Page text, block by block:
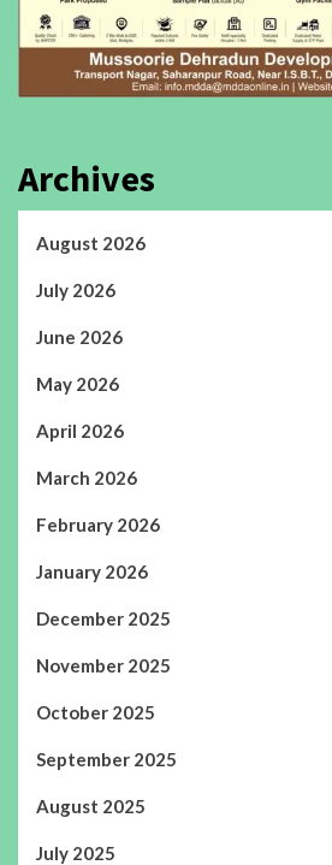
Archives
August 2026
July 2026
June 2026
May 2026
April 2026
March 2026
February 2026
January 2026
December 2025
November 2025
October 2025
September 2025
August 2025
July 2025